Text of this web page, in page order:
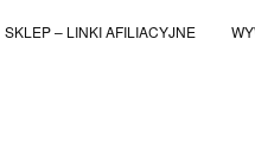
SKLEP – LINKI AFILIACYJNE